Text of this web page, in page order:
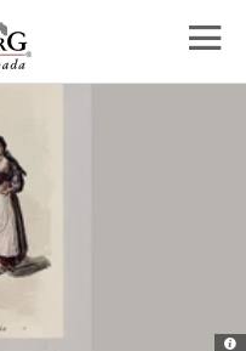
sr.skipnav.Zum
Inhalt
springen
sr.skipnav.Zum
Hauptmenü
springen
sr.skipnav.Zu
den
Kontaktinformationen